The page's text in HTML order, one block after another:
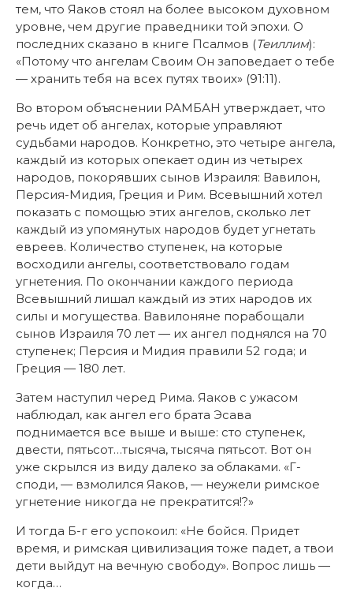
тем, что Яаков стоял на более высоком духовном
уровне, чем другие праведники той эпохи. О
последних сказано в книге Псалмов (Теиллим):
«Потому что ангелам Своим Он заповедает о тебе
— хранить тебя на всех путях твоих» (91:11).
Во втором объяснении РАМБАН утверждает, что
речь идет об ангелах, которые управляют
судьбами народов. Конкретно, это четыре ангела,
каждый из которых опекает один из четырех
народов, покорявших сынов Израиля: Вавилон,
Персия-Мидия, Греция и Рим. Всевышний хотел
показать с помощью этих ангелов, сколько лет
каждый из упомянутых народов будет угнетать
евреев. Количество ступенек, на которые
восходили ангелы, соответствовало годам
угнетения. По окончании каждого периода
Всевышний лишал каждый из этих народов их
силы и могущества. Вавилоняне порабощали
сынов Израиля 70 лет — их ангел поднялся на 70
ступенек; Персия и Мидия правили 52 года; и
Греция — 180 лет.
Затем наступил черед Рима. Яаков с ужасом
наблюдал, как ангел его брата Эсава
поднимается все выше и выше: сто ступенек,
двести, пятьсот…тысяча, тысяча пятьсот. Вот он
уже скрылся из виду далеко за облаками. «Г-
споди, — взмолился Яаков, — неужели римское
угнетение никогда не прекратится!?»
И тогда Б-г его успокоил: «Не бойся. Придет
время, и римская цивилизация тоже падет, а твои
дети выйдут на вечную свободу». Вопрос лишь —
когда…